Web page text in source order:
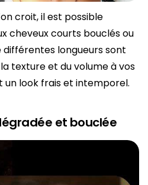
croit, il est possible
cheveux courts bouclés ou
différentes longueurs sont
texture et du volume à vos
look frais et intemporel.
et bouclée